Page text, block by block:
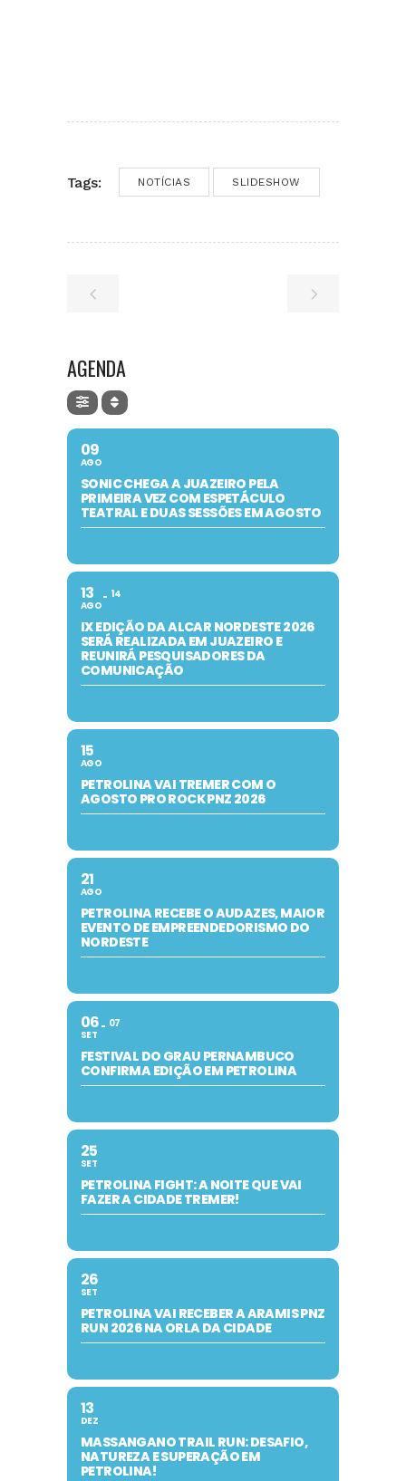
Tags: NOTÍCIAS SLIDESHOW
AGENDA
09
AGO
SONIC CHEGA A JUAZEIRO PELA
PRIMEIRA VEZ COM ESPETÁCULO
TEATRAL E DUAS SESSÕES EM AGOSTO
13
AGO
14
IX EDIÇÃO DA ALCAR NORDESTE 2026
SERÁ REALIZADA EM JUAZEIRO E
REUNIRÁ PESQUISADORES DA
COMUNICAÇÃO
15
AGO
PETROLINA VAI TREMER COM O
AGOSTO PRO ROCK PNZ 2026
21
AGO
PETROLINA RECEBE O AUDAZES, MAIOR
EVENTO DE EMPREENDEDORISMO DO
NORDESTE
06
SET
07
FESTIVAL DO GRAU PERNAMBUCO
CONFIRMA EDIÇÃO EM PETROLINA
25
SET
PETROLINA FIGHT: A NOITE QUE VAI
FAZER A CIDADE TREMER!
26
SET
PETROLINA VAI RECEBER A ARAMIS PNZ
RUN 2026 NA ORLA DA CIDADE
13
DEZ
MASSANGANO TRAIL RUN: DESAFIO,
NATUREZA E SUPERAÇÃO EM
PETROLINA!